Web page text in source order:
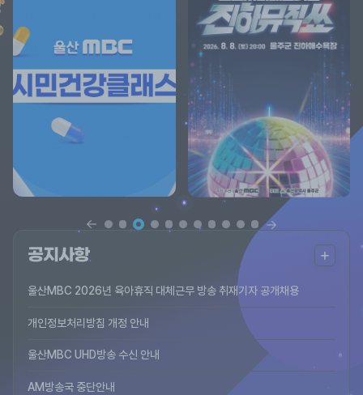
공지사항
울산MBC 2026년 육아휴직 대체근무 방송 취재기자 공개채용
개인정보처리방침 개정 안내
울산MBC UHD방송 수신 안내
AM방송국 중단안내
더